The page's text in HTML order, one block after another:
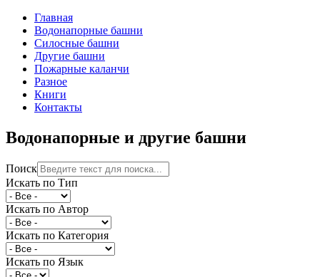
Главная
Водонапорные башни
Силосные башни
Другие башни
Пожарные каланчи
Разное
Книги
Контакты
Водонапорные и другие башни
Поиск
Искать по Тип
Искать по Автор
Искать по Категория
Искать по Язык